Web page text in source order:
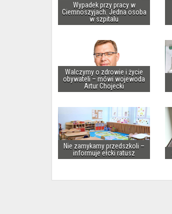
Wypadek przy pracy w
Ciemnoszyjach. Jedna osoba
w szpitalu
Walczymy o zdrowie i życie
obywateli – mówi wojewoda
Artur Chojecki
Nie zamykamy przedszkoli –
informuje ełcki ratusz